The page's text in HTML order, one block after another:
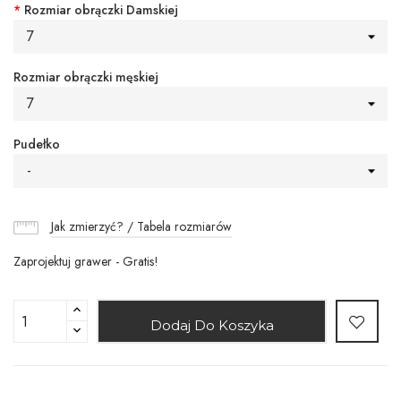
* Rozmiar obrączki Damskiej
7
Rozmiar obrączki męskiej
7
Pudełko
-
Jak zmierzyć? / Tabela rozmiarów
Zaprojektuj grawer - Gratis!
Dodaj Do Koszyka